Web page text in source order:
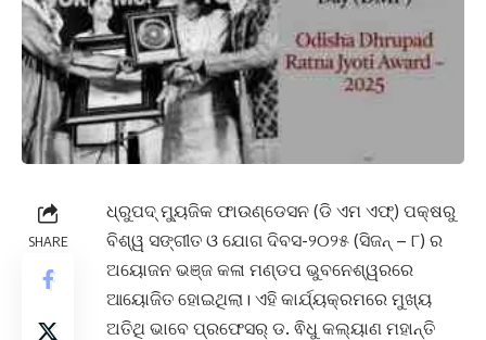
SHARE
ଧ୍ରୁପଦ୍ ମ୍ୟୁଜିକ ଫାଉଣ୍ଡେସନ (ଡି ଏମ ଏଫ୍) ପକ୍ଷରୁ
ବିଶ୍ୱ ସଙ୍ଗୀତ ଓ ଯୋଗ ଦିବସ-୨୦୨୫ (ସିଜନ୍ – ୮) ର
ଅୟୋଜନ ଭଞ୍ଜ କଳା ମଣ୍ଡପ ଭୁବନେଶ୍ୱରରେ
ଆୟୋଜିତ ହୋଇଥିଲା। ଏହି କାର୍ଯ୍ୟକ୍ରମରେ ମୁଖ୍ୟ
ଅତିଥି ଭାବେ ପ୍ରଫେସର୍ ଡ. ଵିଧୁ କଲ୍ୟାଣ ମହାନ୍ତି